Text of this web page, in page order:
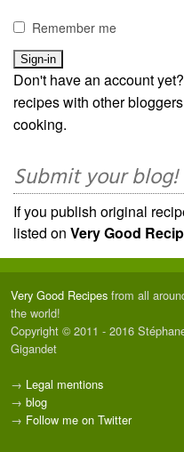
Remember me
Don't have an account yet?
recipes with other
cooking.
Submit your blog!
If you publish original
listed on Very Good
Very Good Recipes from all
the world!
Copyright © 2011 - 2016
Gigandet
→ Legal mentions
→ blog
→ Follow me on Twitter